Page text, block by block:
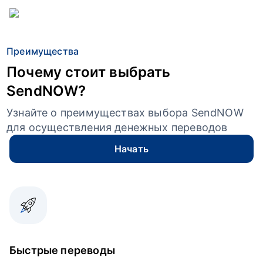
Преимущества
Почему стоит выбрать
SendNOW?
Узнайте о преимуществах выбора SendNOW
для осуществления денежных переводов
Начать
Быстрые переводы